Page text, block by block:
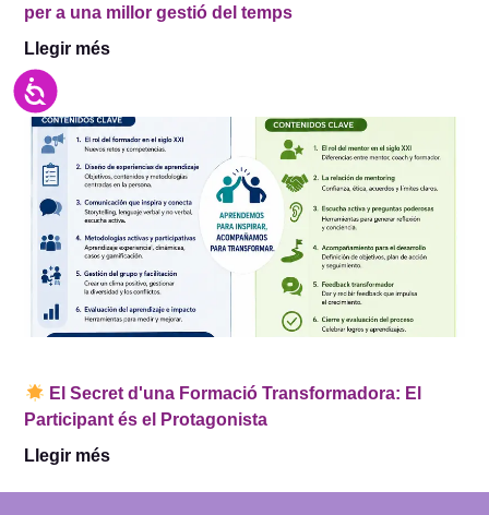
Accesibilidad
per a una millor gestió del temps
Llegir més
El Secret d'una Formació Transformadora: El
Participant és el Protagonista
Llegir més